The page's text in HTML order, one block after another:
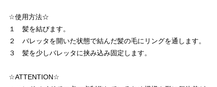
☆使用方法☆
１ 髪を結びます。
２ バレッタを開いた状態で結んだ髪の毛にリングを通します。
３ 髪を少しバレッタに挟み込み固定します。
☆ATTENTION☆